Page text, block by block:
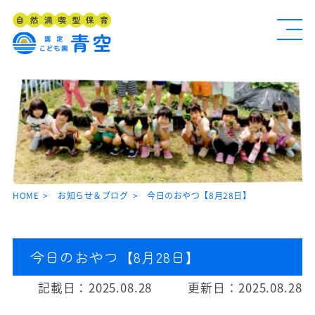
HOME お知らせ＆ブログ 今日のおやつ【8月28日】
今日のおやつ【8月28日】
記載日： 2025.08.28 更新日： 2025.08.28